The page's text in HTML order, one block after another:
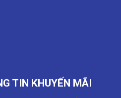
TIN KHUYẾN MÃI